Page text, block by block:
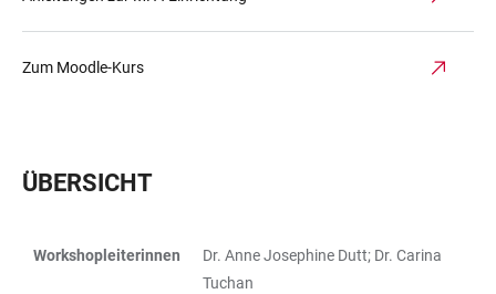
Zum Moodle-Kurs
ÜBERSICHT
Workshopleiterinnen
Dr. Anne Josephine Dutt; Dr. Carina
Tuchan